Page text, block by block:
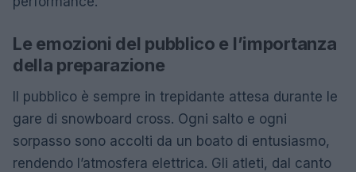
Le emozioni del pubblico e l’importanza
della preparazione
Il pubblico è sempre in trepidante attesa durante le
gare di snowboard cross. Ogni salto e ogni
sorpasso sono accolti da un boato di entusiasmo,
rendendo l’atmosfera elettrica. Gli atleti, dal canto